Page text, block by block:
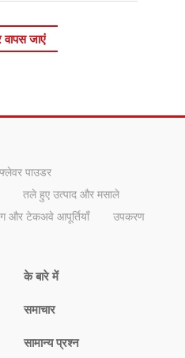
वापस जाएं
फ्लेवर पाउडर
तले हुए उत्पाद और मसाले
और टेकअवे आपूर्तियाँ
उपकरण
के बारे में
समाचार
सामान्य प्रश्न